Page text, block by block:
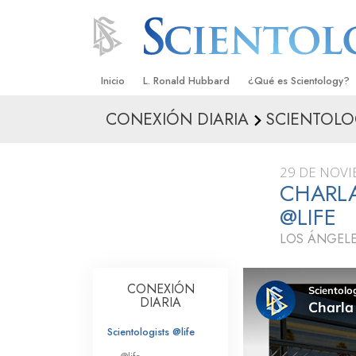
Inicio L. Ronald Hubbard ¿Qué es Scientology?
Creencias y Prácticas
Qué dicen los
Scientology
Conoce a un
Los Principios
Una Introducción a
CONEXIÓN DIARIA
29 DE
@LIFE
LOS
CONEXIÓN
DIARIA
Scientologists @life